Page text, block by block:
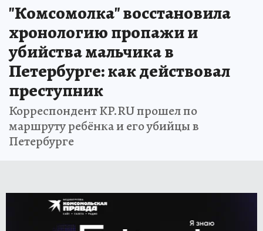
"Комсомолка" восстановила
хронологию пропажи и
убийства мальчика в
Петербурге: как действовал
преступник
Корреспондент KP.RU прошел по
маршруту ребёнка и его убийцы в
Петербурге